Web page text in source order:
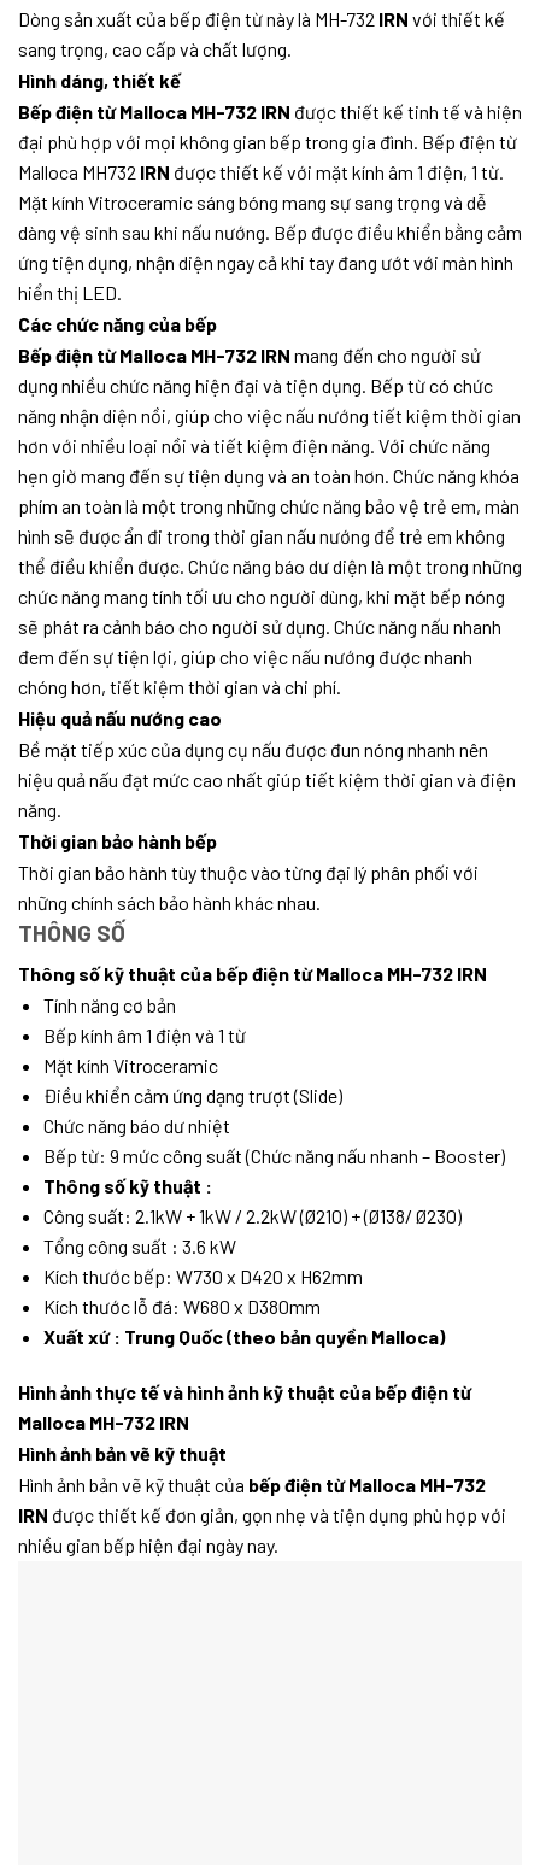
Dòng sản xuất của bếp điện từ này là MH-732 IRN với thiết kế
sang trọng, cao cấp và chất lượng.
Hình dáng, thiết kế
Bếp điện từ Malloca MH-732 IRN được thiết kế tinh tế và hiện
đại phù hợp với mọi không gian bếp trong gia đình. Bếp điện từ
Malloca MH732 IRN được thiết kế với mặt kính âm 1 điện, 1 từ.
Mặt kính Vitroceramic sáng bóng mang sự sang trọng và dễ
dàng vệ sinh sau khi nấu nướng. Bếp được điều khiển bằng cảm
ứng tiện dụng, nhận diện ngay cả khi tay đang ướt với màn hình
hiển thị LED.
Các chức năng của bếp
Bếp điện từ Malloca MH-732 IRN mang đến cho người sử
dụng nhiều chức năng hiện đại và tiện dụng. Bếp từ có chức
năng nhận diện nồi, giúp cho việc nấu nướng tiết kiệm thời gian
hơn với nhiều loại nồi và tiết kiệm điện năng. Với chức năng
hẹn giờ mang đến sự tiện dụng và an toàn hơn. Chức năng khóa
phím an toàn là một trong những chức năng bảo vệ trẻ em, màn
hình sẽ được ẩn đi trong thời gian nấu nướng để trẻ em không
thể điều khiển được. Chức năng báo dư diện là một trong những
chức năng mang tính tối ưu cho người dùng, khi mặt bếp nóng
sẽ phát ra cảnh báo cho người sử dụng. Chức năng nấu nhanh
đem đến sự tiện lợi, giúp cho việc nấu nướng được nhanh
chóng hơn, tiết kiệm thời gian và chi phí.
Hiệu quả nấu nướng cao
Bề mặt tiếp xúc của dụng cụ nấu được đun nóng nhanh nên
hiệu quả nấu đạt mức cao nhất giúp tiết kiệm thời gian và điện
năng.
Thời gian bảo hành bếp
Thời gian bảo hành tùy thuộc vào từng đại lý phân phối với
những chính sách bảo hành khác nhau.
THÔNG SỐ
Thông số kỹ thuật của bếp điện từ Malloca MH-732 IRN
Tính năng cơ bản
Bếp kính âm 1 điện và 1 từ
Mặt kính Vitroceramic
Điều khiển cảm ứng dạng trượt (Slide)
Chức năng báo dư nhiệt
Bếp từ: 9 mức công suất (Chức năng nấu nhanh – Booster)
Thông số kỹ thuật :
Công suất: 2.1kW + 1kW / 2.2kW (Ø210) + (Ø138/ Ø230)
Tổng công suất : 3.6 kW
Kích thước bếp: W730 x D420 x H62mm
Kích thước lỗ đá: W680 x D380mm
Xuất xứ : Trung Quốc (theo bản quyền Malloca)
Hình ảnh thực tế và hình ảnh kỹ thuật của bếp điện từ
Malloca MH-732 IRN
Hình ảnh bản vẽ kỹ thuật
Hình ảnh bản vẽ kỹ thuật của bếp điện từ Malloca MH-732
IRN được thiết kế đơn giản, gọn nhẹ và tiện dụng phù hợp với
nhiều gian bếp hiện đại ngày nay.